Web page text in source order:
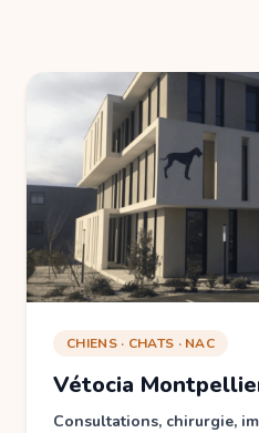
CHIENS · CHATS · NAC
Vétocia
Consultations, chirurgie,